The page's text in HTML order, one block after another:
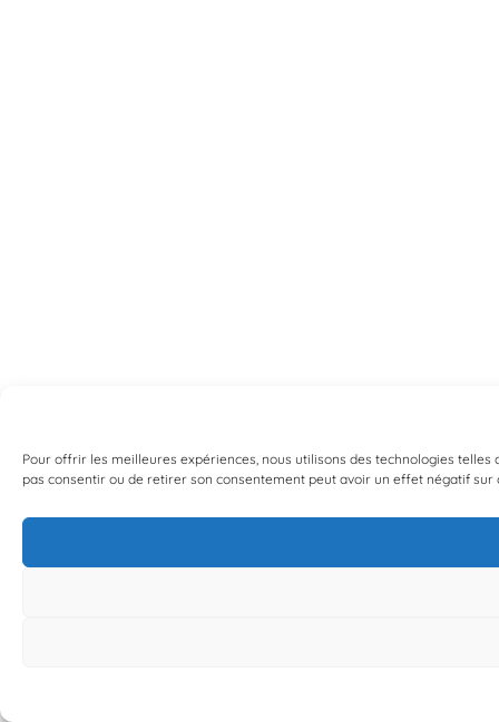
Pour offrir les meilleures expériences, nous utilisons des technologies
pas consentir ou de retirer son consentement peut avoir un effet négatif